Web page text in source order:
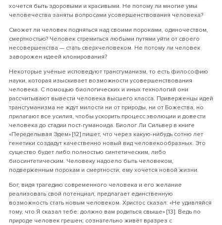
хочется быть здоровыми и красивыми. Не потому ли многие умы
человечества заняты вопросами усовершенствования человека?
Сможет ли человек подняться над своими пороками, одиночеством,
смертностью? Человек стремиться любыми путями уйти от своего
несовершенства — стать сверхчеловеком. Не потому ли человек
заворожен идеей клонирования?
Некоторые учёные исповедуют трансгуманизм, то есть философию
науки, которая изыскивает возможности усовершенствования
человека. С помощью биологических и иных технологий они
рассчитывают вывести человека высшего класса. Приверженцы идей
трансгуманизма не ждут милости ни от природы, ни от Божества, но
прилагают все усилия, чтобы ускорить процесс эволюции и довести
человека до стадии пост-гуманоида. Биолог Ли Сильвер в книге
«Переделывая Эдем» [12] пишет, что через какую-нибудь сотню лет
генетики создадут качественно новый вид человекообразных. Это
существо будет либо полностью синтетическим, либо
биосинтетическим. Человеку надоело быть человеком,
подверженным порокам и смертности; ему хочется новой жизни.
Бог, видя трагедию современного человека и его желание
реализовать свой потенциал, предлагает единственную
возможность стать новым человеком. Христос сказал: «Не удивляйся
тому, что Я сказал тебе: должно вам родиться свыше» [13]. Ведь по
природе человек грешен; сознательно живёт вразрез с